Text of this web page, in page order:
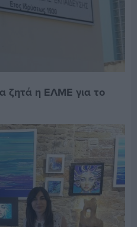
ζητά η ΕΛΜΕ για το